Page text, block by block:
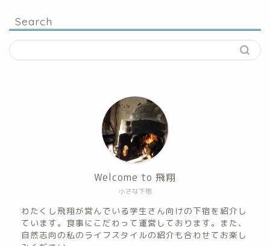
Search
小さな下宿
Welcome to 飛翔
わたくし飛翔が営んでいる学生さん向けの下宿を紹介し
ています。食事にこだわって運営しております。また、
自然志向の私のライフスタイルの紹介も合わせてお楽し